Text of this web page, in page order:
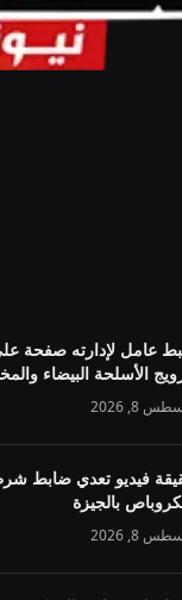
عامل لإدارته صفحة
الأسلحة البيضاء
8, 2026
فيديو تعدي ضابط
بالجيزة
8, 2026